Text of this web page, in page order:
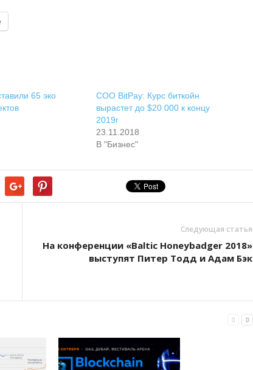
65 эко
COO BitPay: Курс биткойн
вырастет до $20 000 к концу
2019г
23.11.2018
В "Бизнес"
Следующая статья
На конференции «Baltic Honeybadger 2018»
выступят Питер Тодд и Адам Бэк